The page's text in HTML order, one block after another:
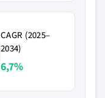
CAGR (2025–
2034)
6,7%